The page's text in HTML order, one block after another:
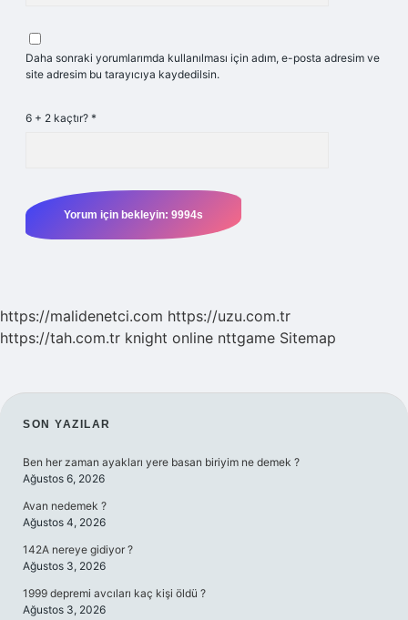
Daha sonraki yorumlarımda kullanılması için adım, e-posta adresim ve
site adresim bu tarayıcıya kaydedilsin.
6 + 2 kaçtır? *
https://malidenetci.com https://uzu.com.tr
https://tah.com.tr knight online nttgame Sitemap
SIDEBAR
SON YAZILAR
Ben her zaman ayakları yere basan biriyim ne demek ?
Ağustos 6, 2026
Avan nedemek ?
Ağustos 4, 2026
142A nereye gidiyor ?
Ağustos 3, 2026
1999 depremi avcıları kaç kişi öldü ?
Ağustos 3, 2026